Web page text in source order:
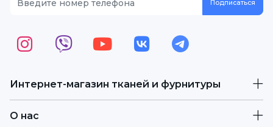
Интернет-магазин тканей и фурнитуры
О нас